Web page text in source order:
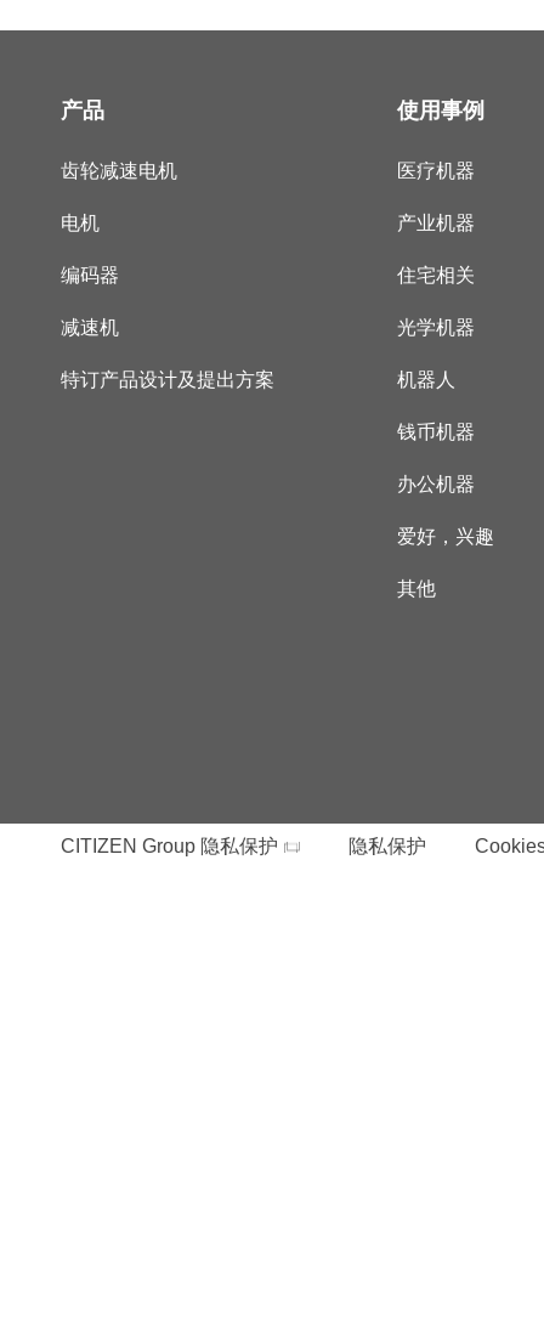
产品
齿轮减速电机
电机
编码器
减速机
特订产品设计及提出方案
使用事例
医疗机器
产业机器
住宅相关
光学机器
机器人
钱币机器
办公机器
爱好，兴趣
其他
CITIZEN Group 隐私保护 隐私保护